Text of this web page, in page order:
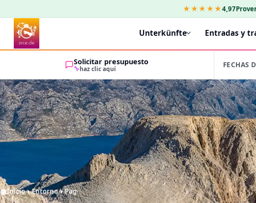
★★★★★4,97
Unterkünfte Entradas y
Solicitar presupuesto
haz clic aquí FECHAS
Inicio Entorno Pag